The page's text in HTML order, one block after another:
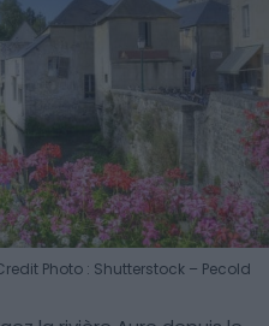
Photo : Shutterstock – Pecold